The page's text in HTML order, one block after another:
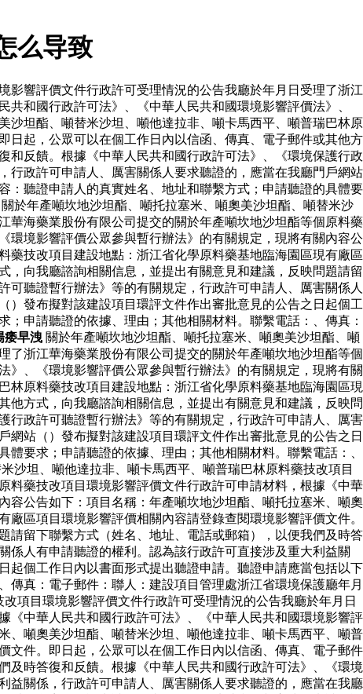
么导致
影響評價文件行政許可受理情況的公告我廳於年月日受理了浙江
和國行政許可法》、《中華人民共和國環境影響評價法》、
沙坦酯、噸替米沙坦、噸他達拉非、噸卡馬西平、噸普瑞巴林原
日起，公眾可以在個工作日內以信函、傳真、電子郵件或其他方
反饋。根據《中華人民共和國行政許可法》、《環境保護行政
行政許可申請人、厲害關係人要求聽證的，應當在我廳門戶網站
：聽證申請人的真實姓名、地址和聯繫方式；申請聽證的具體要
於年產噸坎地沙坦酯、噸托拉塞米、噸奧美沙坦酯、噸替米沙
華海藥業股份有限公司提交的關於年產噸坎地沙坦酯等個原料藥
環境影響評價公眾參與暫行辦法》的有關規定，現將有關內容公
技改項目建設地點：浙江省化學原料藥基地臨海園區現有廠區
向我廳諮詢相關信息，並提出有關意見和建議，反映問題請留
聽證暫行辦法》等的有關規定，行政許可申請人、厲害關係人
發布擬對該建設項目環評文件作出審批意見的公告之日起個工
申請聽證的依據、理由；其他相關材料。聯繫電話：、傳真：
痿早洩 關於年產噸坎地沙坦酯、噸托拉塞米、噸奧美沙坦酯、噸
了浙江華海藥業股份有限公司提交的關於年產噸坎地沙坦酯等個
、《環境影響評價公眾參與暫行辦法》的有關規定，現將有關
原料藥技改項目建設地點：浙江省化學原料藥基地臨海園區現
方式，向我廳諮詢相關信息，並提出有關意見和建議，反映問
行政許可聽證暫行辦法》等的有關規定，行政許可申請人、厲害
站（）發布擬對該建設項目環評文件作出審批意見的公告之日
要求；申請聽證的依據、理由；其他相關材料。聯繫電話：、
沙坦、噸他達拉非、噸卡馬西平、噸普瑞巴林原料藥技改項目
料藥技改項目環境影響評價文件行政許可申請材料，根據《中華
容公告如下：項目名稱：年產噸坎地沙坦酯、噸托拉塞米、噸奧
區項目環境影響評價相關內容請登錄查閱環境影響評價文件。
請留下聯繫方式（姓名、地址、電話或郵箱），以便我們及時答
人有申請聽證的權利。認為該行政許可直接涉及重大利益關
起個工作日內以書面形式提出聽證申請。聽證申請應當包括以下
真：電子郵件：聯人：建設項目管理處浙江省環境保護廳年月
項目環境影響評價文件行政許可受理情況的公告我廳於年月日
《中華人民共和國行政許可法》、《中華人民共和國環境影響評
、噸奧美沙坦酯、噸替米沙坦、噸他達拉非、噸卡馬西平、噸普
文件。即日起，公眾可以在個工作日內以信函、傳真、電子郵件
時答復和反饋。根據《中華人民共和國行政許可法》、《環境
益關係，行政許可申請人、厲害關係人要求聽證的，應當在我廳